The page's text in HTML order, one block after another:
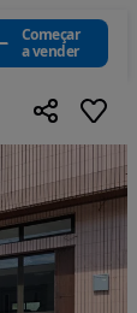
Começar
a vender